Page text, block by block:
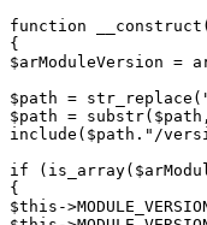
function
{
$arModuleVersion =
$path =
$path =
include($path."/
if
{
$this-